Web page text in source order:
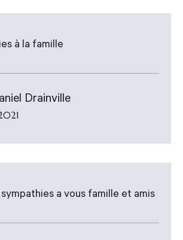
à la famille
Drainville
a vous famille et amis